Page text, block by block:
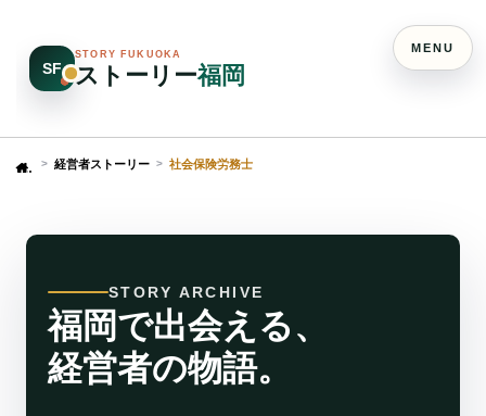
SF
STORY FUKUOKA
ストーリー福岡
Home 経営者ストーリー 社会保険労務士
STORY ARCHIVE
福岡で出会える、
経営者の物語。
MENU